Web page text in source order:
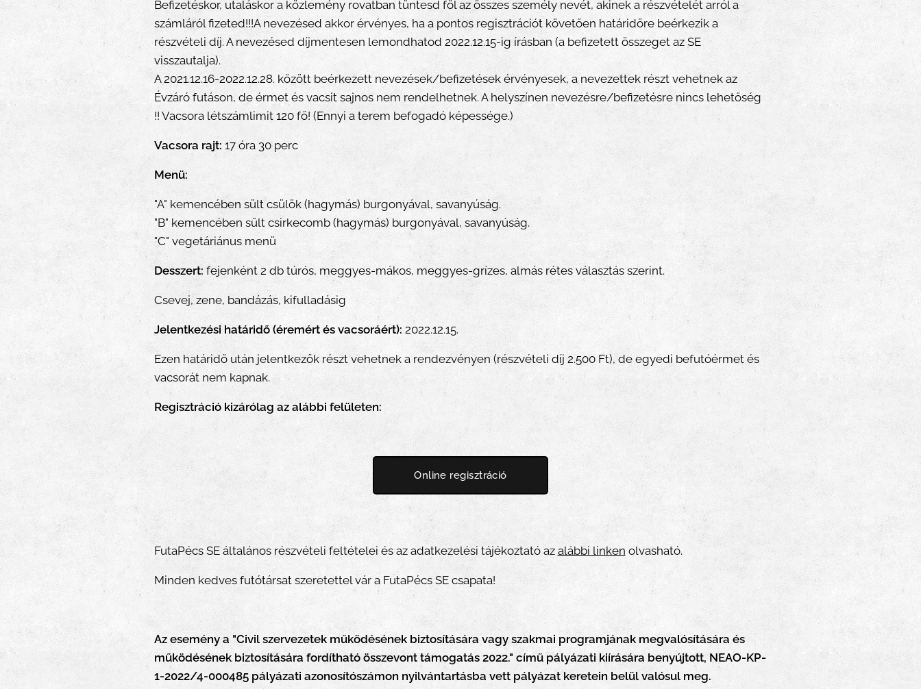
Befizetéskor, utaláskor a közlemény rovatban tüntesd föl az összes személy nevét, akinek a részvételét arról a
számláról fizeted!!!A nevezésed akkor érvényes, ha a pontos regisztrációt követően határidőre beérkezik a
részvételi díj. A nevezésed díjmentesen lemondhatod 2022.12.15-ig írásban (a befizetett összeget az SE
visszautalja).
A 2021.12.16-2022.12.28. között beérkezett nevezések/befizetések érvényesek, a nevezettek részt vehetnek az
Évzáró futáson, de érmet és vacsit sajnos nem rendelhetnek. A helyszínen nevezésre/befizetésre nincs lehetőség
!! Vacsora létszámlimit 120 fő! (Ennyi a terem befogadó képessége.)
Vacsora rajt: 17 óra 30 perc
Menü:
"A" kemencében sült csülök (hagymás) burgonyával, savanyúság.
"B" kemencében sült csirkecomb (hagymás) burgonyával, savanyúság.
"C" vegetáriánus menü
Desszert: fejenként 2 db túrós, meggyes-mákos, meggyes-grízes, almás rétes választás szerint.
Csevej, zene, bandázás, kifulladásig
Jelentkezési határidő (éremért és vacsoráért): 2022.12.15.
Ezen határidő után jelentkezők részt vehetnek a rendezvényen (részvételi díj 2.500 Ft), de egyedi befutóérmet és
vacsorát nem kapnak.
Regisztráció kizárólag az alábbi felületen:
Online regisztráció
FutaPécs SE általános részvételi feltételei és az adatkezelési tájékoztató az alábbi linken olvasható.
Minden kedves futótársat szeretettel vár a FutaPécs SE csapata!
Az esemény a "Civil szervezetek működésének biztosítására vagy szakmai programjának megvalósítására és
működésének biztosítására fordítható összevont támogatás 2022." című pályázati kiírására benyújtott, NEAO-KP-
1-2022/4-000485 pályázati azonosítószámon nyilvántartásba vett pályázat keretein belül valósul meg.